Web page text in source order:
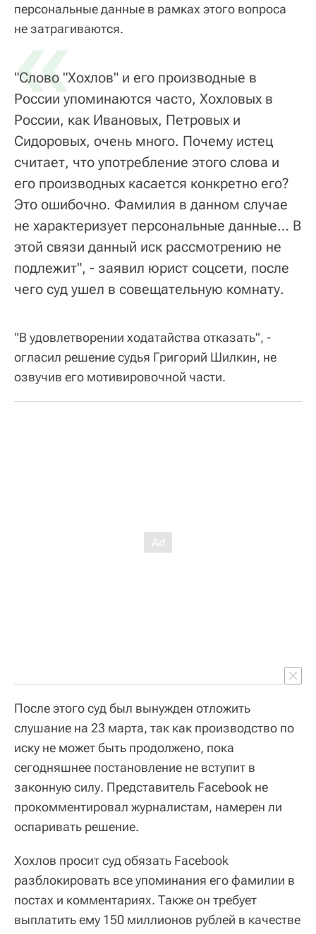
персональные данные в рамках этого вопроса
не затрагиваются.
«
"Слово "Хохлов" и его производные в
России упоминаются часто, Хохловых в
России, как Ивановых, Петровых и
Сидоровых, очень много. Почему истец
считает, что употребление этого слова и
его производных касается конкретно его?
Это ошибочно. Фамилия в данном случае
не характеризует персональные данные… В
этой связи данный иск рассмотрению не
подлежит", - заявил юрист соцсети, после
чего суд ушел в совещательную комнату.
"В удовлетворении ходатайства отказать", -
огласил решение судья Григорий Шилкин, не
озвучив его мотивировочной части.
После этого суд был вынужден отложить
слушание на 23 марта, так как производство по
иску не может быть продолжено, пока
сегодняшнее постановление не вступит в
законную силу. Представитель Facebook не
прокомментировал журналистам, намерен ли
оспаривать решение.
Хохлов просит суд обязать Facebook
разблокировать все упоминания его фамилии в
постах и комментариях. Также он требует
выплатить ему 150 миллионов рублей в качестве